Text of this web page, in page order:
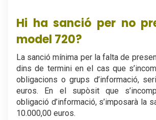
Hi ha sanció per no
model 720?
La sanció mínima per la falta de
dins de termini en el cas que
obligacions o grups d’informació,
euros. En el supòsit que
obligació d’informació, s’imposarà la
10.000,00 euros.